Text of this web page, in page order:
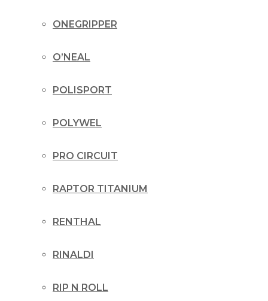
ONEGRIPPER
O’NEAL
POLISPORT
POLYWEL
PRO CIRCUIT
RAPTOR TITANIUM
RENTHAL
RINALDI
RIP N ROLL